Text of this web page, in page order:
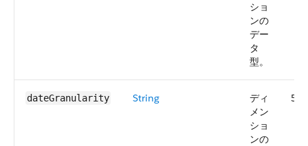
ショ
ンの
デー
タ
型。
dateGranularity String
ディ
メン
ショ
ンの